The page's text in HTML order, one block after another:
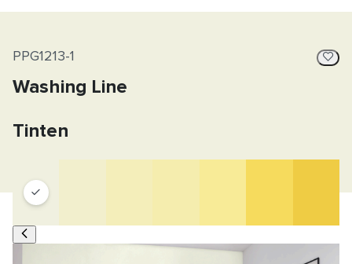
PPG1213-1
Washing Line
Tinten